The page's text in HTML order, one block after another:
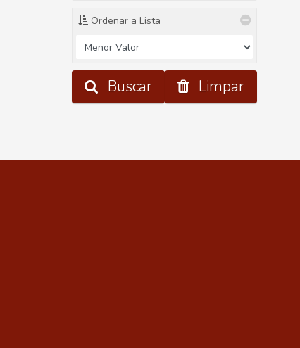
Ordenar a Lista
Buscar Limpar